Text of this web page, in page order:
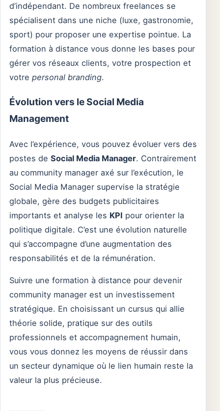
d’indépendant. De nombreux freelances se
spécialisent dans une niche (luxe, gastronomie,
sport) pour proposer une expertise pointue. La
formation à distance vous donne les bases pour
gérer vos réseaux clients, votre prospection et
votre personal branding.
Évolution vers le Social Media
Management
Avec l’expérience, vous pouvez évoluer vers des
postes de Social Media Manager. Contrairement
au community manager axé sur l’exécution, le
Social Media Manager supervise la stratégie
globale, gère des budgets publicitaires
importants et analyse les KPI pour orienter la
politique digitale. C’est une évolution naturelle
qui s’accompagne d’une augmentation des
responsabilités et de la rémunération.
Suivre une formation à distance pour devenir
community manager est un investissement
stratégique. En choisissant un cursus qui allie
théorie solide, pratique sur des outils
professionnels et accompagnement humain,
vous vous donnez les moyens de réussir dans
un secteur dynamique où le lien humain reste la
valeur la plus précieuse.